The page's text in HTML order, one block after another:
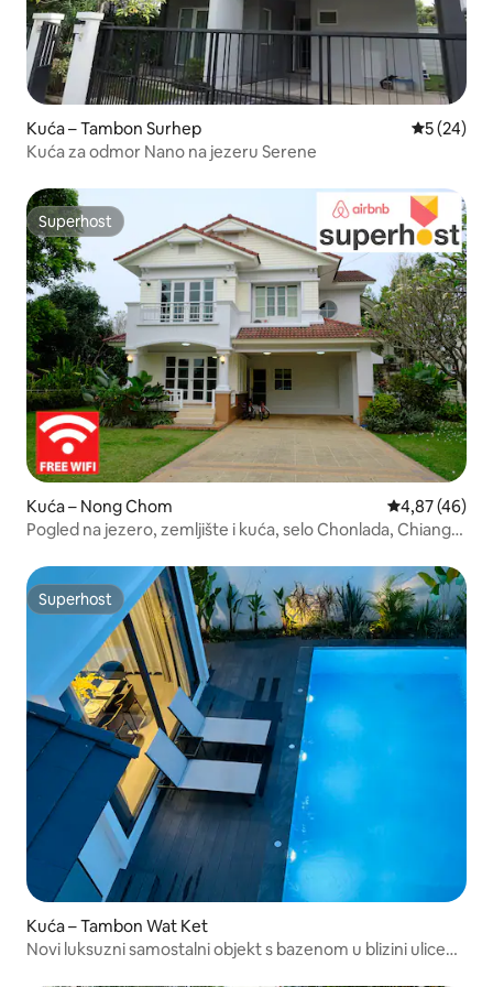
Kuća – Tambon Surhep Prosječna
5 (24)
Kuća za odmor Nano na jezeru Serene
Superhost
Superhost
Kuća – Nong Chom Prosječna
4,87 (46)
Pogled na jezero, zemljište i kuća, selo Chonlada, Chiang
Superhost
Superhost
Kuća – Tambon Wat Ket
Novi luksuzni samostalni objekt s bazenom u blizini ulice